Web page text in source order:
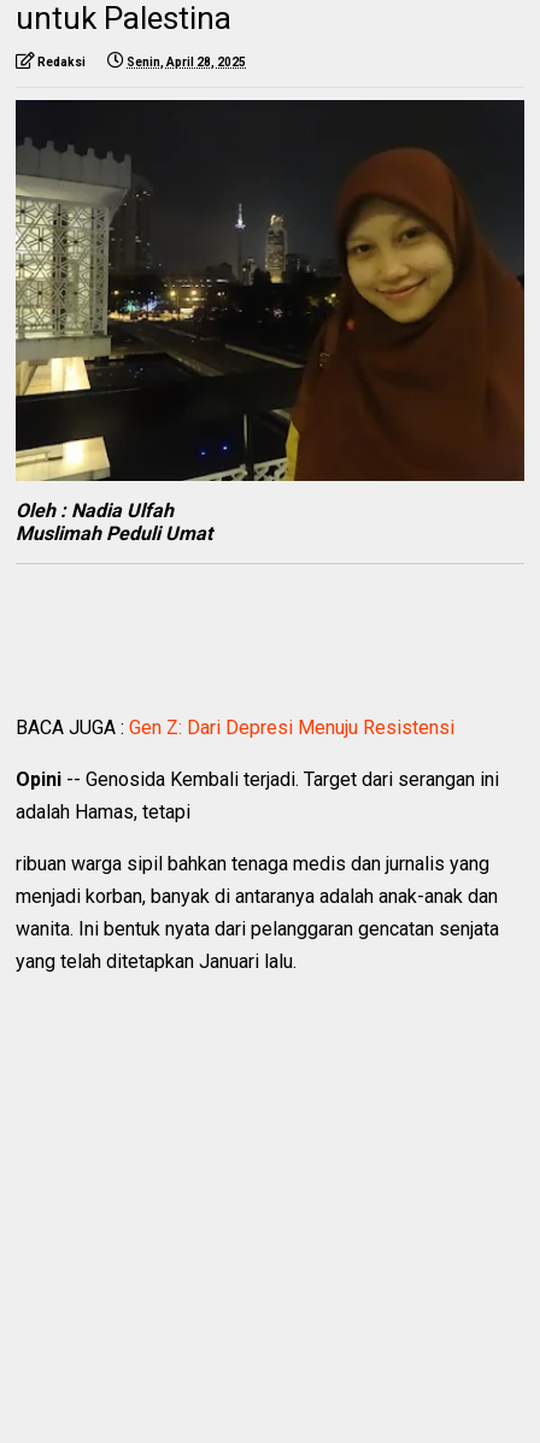
untuk Palestina
Redaksi Senin, April 28, 2025
Oleh : Nadia Ulfah
Muslimah Peduli Umat
BACA JUGA :Gen Z: Dari Depresi Menuju Resistensi
Opini -- Genosida Kembali terjadi. Target dari serangan ini
adalah Hamas, tetapi
ribuan warga sipil bahkan tenaga medis dan jurnalis yang
menjadi korban, banyak di antaranya adalah anak-anak dan
wanita. Ini bentuk nyata dari pelanggaran gencatan senjata
yang telah ditetapkan Januari lalu.